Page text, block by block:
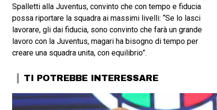
Spalletti alla Juventus, convinto che con tempo e fiducia
possa riportare la squadra ai massimi livelli: “Se lo lasci
lavorare, gli dai fiducia, sono convinto che farà un grande
lavoro con la Juventus, magari ha bisogno di tempo per
creare una squadra unita, con equilibrio”.
TI POTREBBE INTERESSARE